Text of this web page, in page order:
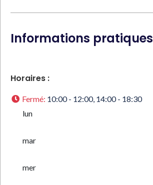
Informations pratiques
Horaires :
Fermé: 10:00 - 12:00, 14:00 - 18:30
lun
mar
mer